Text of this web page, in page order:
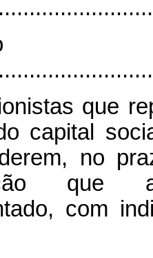
que
capital
no
que
com